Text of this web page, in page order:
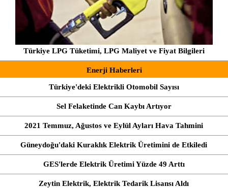
Türkiye LPG Tüketimi, LPG Maliyet ve Fiyat Bilgileri
Enerji Haberleri
Türkiye'deki Elektrikli Otomobil Sayısı
Sel Felaketinde Can Kaybı Artıyor
2021 Temmuz, Ağustos ve Eylül Ayları Hava Tahmini
Güneydoğu'daki Kuraklık Elektrik Üretimini de Etkiledi
GES'lerde Elektrik Üretimi Yüzde 49 Arttı
Zeytin Elektrik, Elektrik Tedarik Lisansı Aldı